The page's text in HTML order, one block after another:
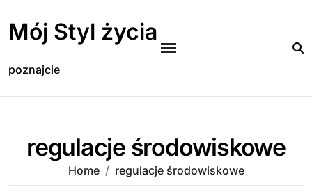
content
Mój Styl życia
poznajcie
regulacje środowiskowe
Home regulacje środowiskowe